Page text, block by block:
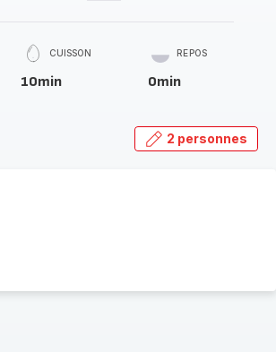
CUISSON
10min
REPOS
0min
2 personnes